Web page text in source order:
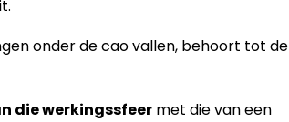
onder de cao vallen, behoort tot de
die werkingssfeer met die van een